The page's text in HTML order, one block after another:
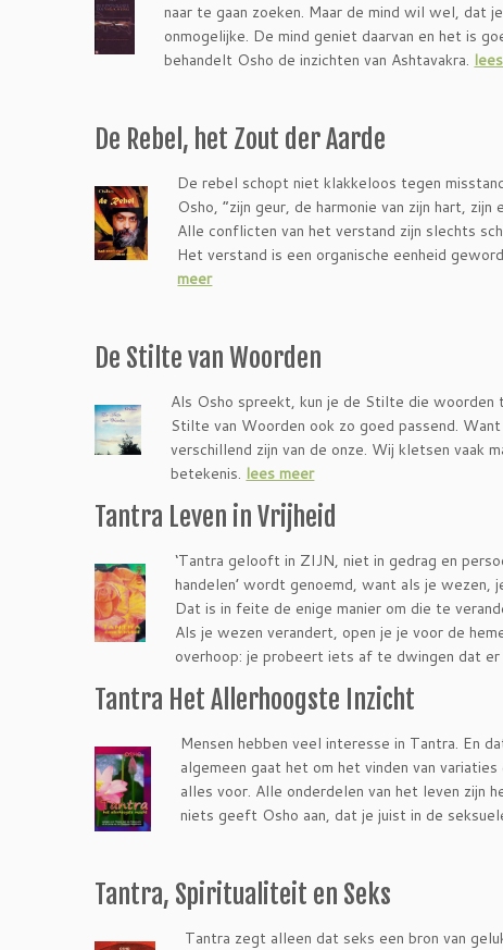
naar te gaan zoeken. Maar de mind wil wel, dat
onmogelijke. De mind geniet daarvan en het is
behandelt Osho de inzichten van Ashtavakra.
De Rebel, het Zout der Aarde
De rebel schopt niet klakkeloos tegen
Osho, “zijn geur, de harmonie van zijn hart,
Alle conflicten van het verstand zijn slechts
Het verstand is een organische eenheid
meer
De Stilte van Woorden
Als Osho spreekt, kun je de Stilte die woorden
Stilte van Woorden ook zo goed passend.
verschillend zijn van de onze. Wij kletsen
betekenis. lees meer
Tantra Leven in Vrijheid
‘Tantra gelooft in ZIJN, niet in gedrag en
handelen’ wordt genoemd, want als je wezen,
Dat is in feite de enige manier om die te
Als je wezen verandert, open je je voor de
overhoop: je probeert iets af te dwingen dat er
Tantra Het Allerhoogste Inzicht
Mensen hebben veel interesse in Tantra. En
algemeen gaat het om het vinden van
alles voor. Alle onderdelen van het leven zijn
niets geeft Osho aan, dat je juist in de
Tantra, Spiritualiteit en Seks
Tantra zegt alleen dat seks een bron van